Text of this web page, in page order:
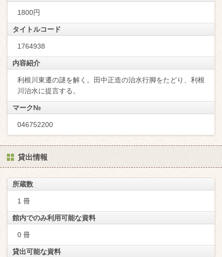
1800円
タイトルコード
1764938
内容紹介
利根川東遷の謎を解く。田中正造の治水行脚をたどり、利根
川治水に提言する。
マーク№
046752200
貸出情報
所蔵数
1 冊
館内でのみ利用可能な資料
0 冊
貸出可能な資料